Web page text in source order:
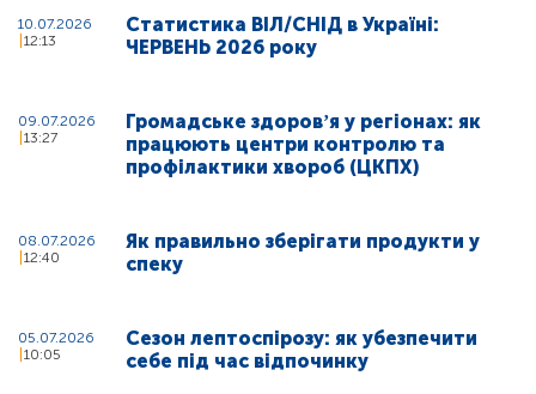
10.07.2026
12:13
Статистика ВІЛ/СНІД в Україні:
ЧЕРВЕНЬ 2026 року
09.07.2026
13:27
Громадське здоровʼя у регіонах: як
працюють центри контролю та
профілактики хвороб (ЦКПХ)
08.07.2026
12:40
Як правильно зберігати продукти у
спеку
05.07.2026
10:05
Сезон лептоспірозу: як убезпечити
себе під час відпочинку